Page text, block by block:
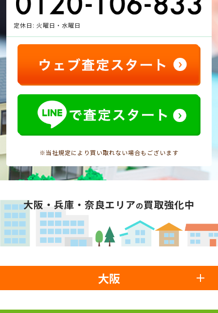
定休日: 火曜日・水曜日
※当社規定により買い取れない場合もございます
大阪・兵庫・奈良エリアの買取強化中
大阪